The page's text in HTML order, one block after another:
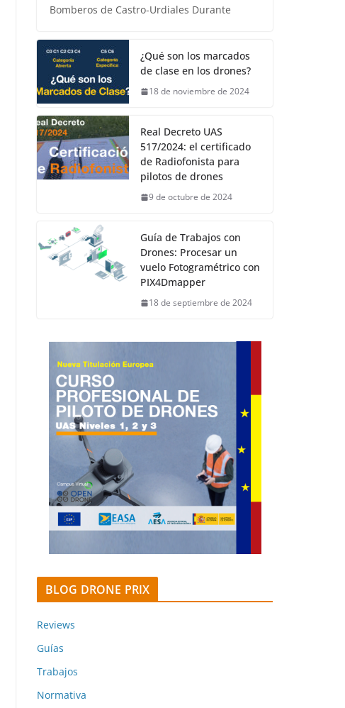
Bomberos de Castro-Urdiales Durante
¿Qué son los marcados
de clase en los drones?
18 de noviembre de 2024
Real Decreto UAS
517/2024: el certificado
de Radiofonista para
pilotos de drones
9 de octubre de 2024
Guía de Trabajos con
Drones: Procesar un
vuelo Fotogramétrico con
PIX4Dmapper
18 de septiembre de 2024
BLOG DRONE PRIX
Reviews
Guías
Trabajos
Normativa